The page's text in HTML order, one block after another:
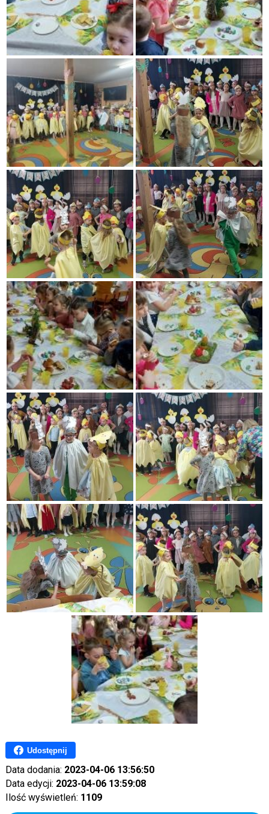
Udostępnij
Data dodania: 2023-04-06 13:56:50
Data edycji: 2023-04-06 13:59:08
Ilość wyświetleń: 1109